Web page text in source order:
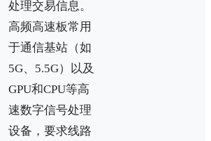
处理交易信息。
高频高速板常用
于通信基站（如
5G、5.5G）以及
GPU和CPU等高
速数字信号处理
设备，要求线路